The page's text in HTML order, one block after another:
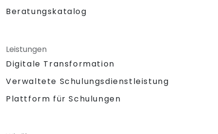
Beratungskatalog
Leistungen
Digitale Transformation
Verwaltete Schulungsdienstleistung
Plattform für Schulungen